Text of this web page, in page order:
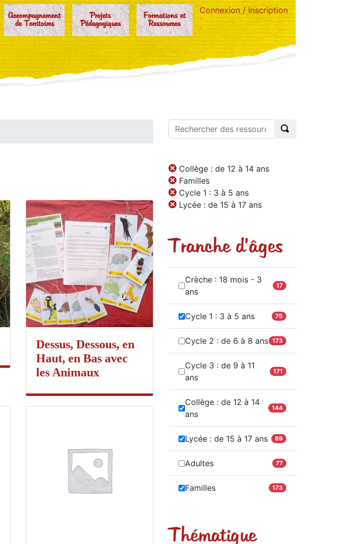
Accompagnement
de Territoires
Projets
Pédagogiques
Formations et
Ressources
Connexion / Inscription
Dessus, Dessous, en
Haut, en Bas avec
les Animaux
Collège : de 12 à 14 ans
Familles
Cycle 1 : 3 à 5 ans
Lycée : de 15 à 17 ans
Tranche d'âges
Crèche : 18 mois - 3
ans
17
Cycle 1 : 3 à 5 ans 75
Cycle 2 : de 6 à 8 ans 173
Cycle 3 : de 9 à 11
ans
171
Collège : de 12 à 14
ans
144
Lycée : de 15 à 17 ans 89
Adultes 77
Familles 173
Thématique